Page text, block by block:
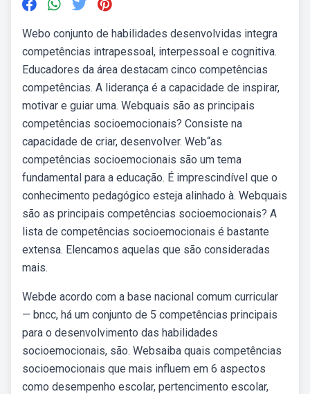
Webo conjunto de habilidades desenvolvidas integra
competências intrapessoal, interpessoal e cognitiva.
Educadores da área destacam cinco competências
competências. A liderança é a capacidade de inspirar,
motivar e guiar uma. Webquais são as principais
competências socioemocionais? Consiste na
capacidade de criar, desenvolver. Web“as
competências socioemocionais são um tema
fundamental para a educação. É imprescindível que o
conhecimento pedagógico esteja alinhado à. Webquais
são as principais competências socioemocionais? A
lista de competências socioemocionais é bastante
extensa. Elencamos aquelas que são consideradas
mais.
Webde acordo com a base nacional comum curricular
— bncc, há um conjunto de 5 competências principais
para o desenvolvimento das habilidades
socioemocionais, são. Websaiba quais competências
socioemocionais que mais influem em 6 aspectos
como desempenho escolar, pertencimento escolar,